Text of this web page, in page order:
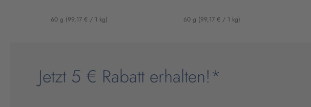
60 g (99,17 € / 1 kg) 60 g (99,17 € / 1 kg)
Jetzt 5 € Rabatt erhalten!*